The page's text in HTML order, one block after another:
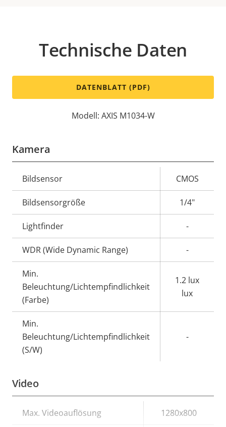
Technische Daten
DATENBLATT (PDF)
Modell: AXIS M1034-W
Kamera
Eigentumsbeschreibung Eigentumswert
Bildsensor CMOS
Bildsensorgröße 1/4"
Lightfinder -
WDR (Wide Dynamic Range) -
Min.
Beleuchtung/Lichtempfindlichkeit
(Farbe)
1.2 lux
lux
Min.
Beleuchtung/Lichtempfindlichkeit
(S/W)
-
Video
Eigentumsbeschreibung Eigentumswert
Max. Videoauflösung 1280x800